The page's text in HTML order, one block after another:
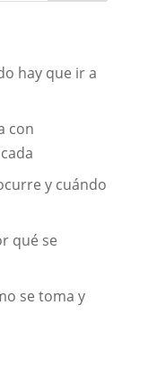
hay que ir a
con
y cuándo
qué se
se toma y